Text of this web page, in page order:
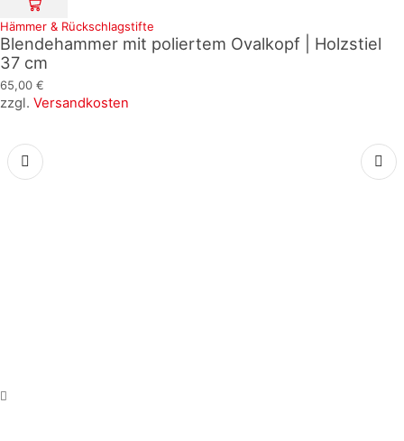
Hämmer & Rückschlagstifte
Blendehammer mit poliertem Ovalkopf | Holzstiel
37 cm
65,00 €
zzgl. Versandkosten